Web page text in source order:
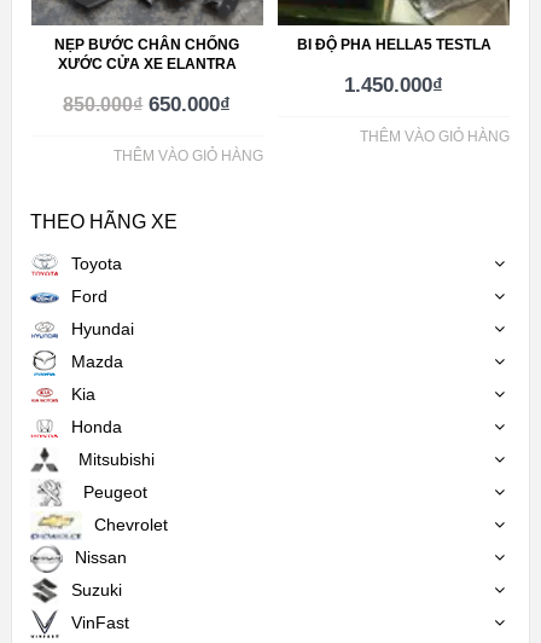
NẸP BƯỚC CHÂN CHỐNG
XƯỚC CỬA XE ELANTRA
850.000₫ 650.000₫
THÊM VÀO GIỎ HÀNG
BI ĐỘ PHA HELLA5 TESTLA
1.450.000₫
THÊM VÀO GIỎ HÀNG
THEO HÃNG XE
Toyota
Ford
Hyundai
Mazda
Kia
Honda
Mitsubishi
Peugeot
Chevrolet
Nissan
Suzuki
VinFast